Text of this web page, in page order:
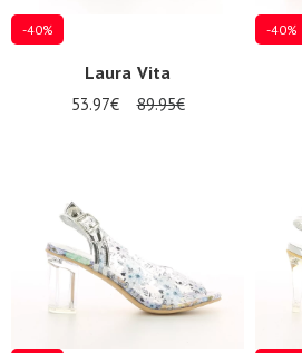
-40%
Laura Vita
53.97€ 89.95€
-40%